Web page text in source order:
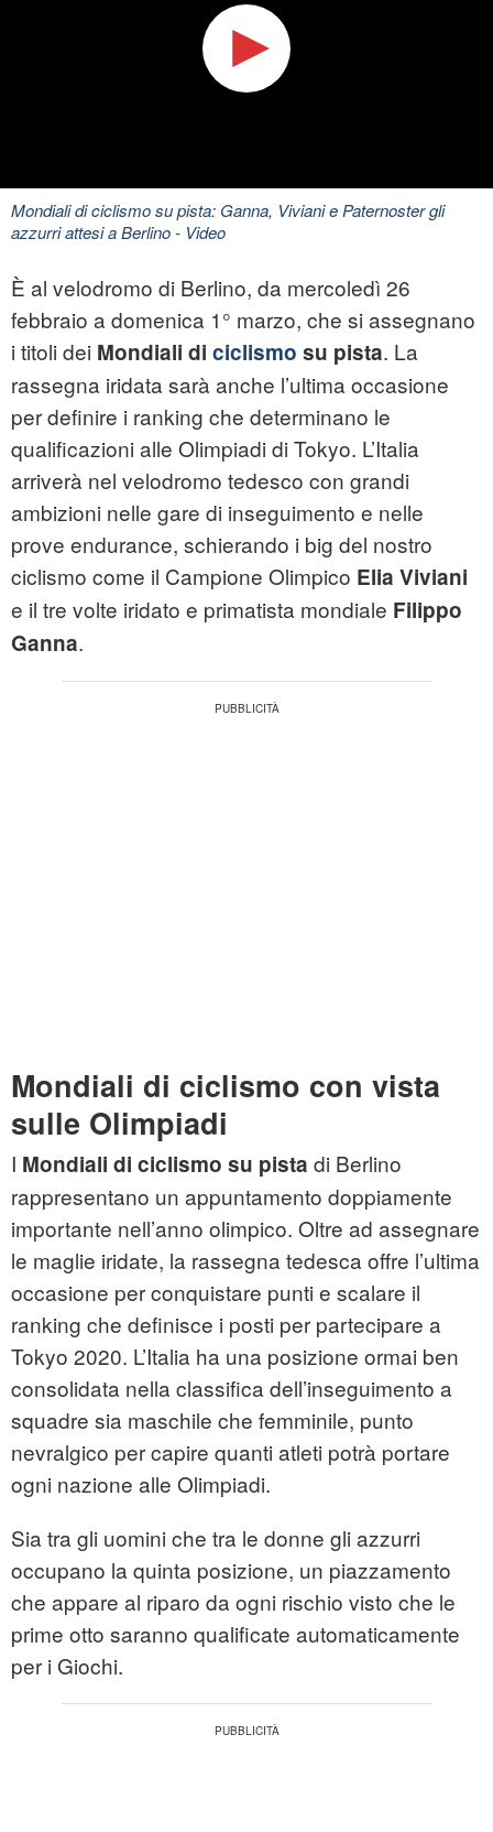
Mondiali di ciclismo su pista: Ganna, Viviani e Paternoster gli
azzurri attesi a Berlino- Video
È al velodromo di Berlino, da mercoledì 26
febbraio a domenica 1° marzo, che si assegnano
i titoli dei Mondiali di ciclismo su pista. La
rassegna iridata sarà anche l’ultima occasione
per definire i ranking che determinano le
qualificazioni alle Olimpiadi di Tokyo. L’Italia
arriverà nel velodromo tedesco con grandi
ambizioni nelle gare di inseguimento e nelle
prove endurance, schierando i big del nostro
ciclismo come il Campione Olimpico Elia Viviani
e il tre volte iridato e primatista mondiale Filippo
Ganna.
Mondiali di ciclismo con vista
sulle Olimpiadi
I Mondiali di ciclismo su pista di Berlino
rappresentano un appuntamento doppiamente
importante nell’anno olimpico. Oltre ad assegnare
le maglie iridate, la rassegna tedesca offre l’ultima
occasione per conquistare punti e scalare il
ranking che definisce i posti per partecipare a
Tokyo 2020. L’Italia ha una posizione ormai ben
consolidata nella classifica dell’inseguimento a
squadre sia maschile che femminile, punto
nevralgico per capire quanti atleti potrà portare
ogni nazione alle Olimpiadi.
Sia tra gli uomini che tra le donne gli azzurri
occupano la quinta posizione, un piazzamento
che appare al riparo da ogni rischio visto che le
prime otto saranno qualificate automaticamente
per i Giochi.